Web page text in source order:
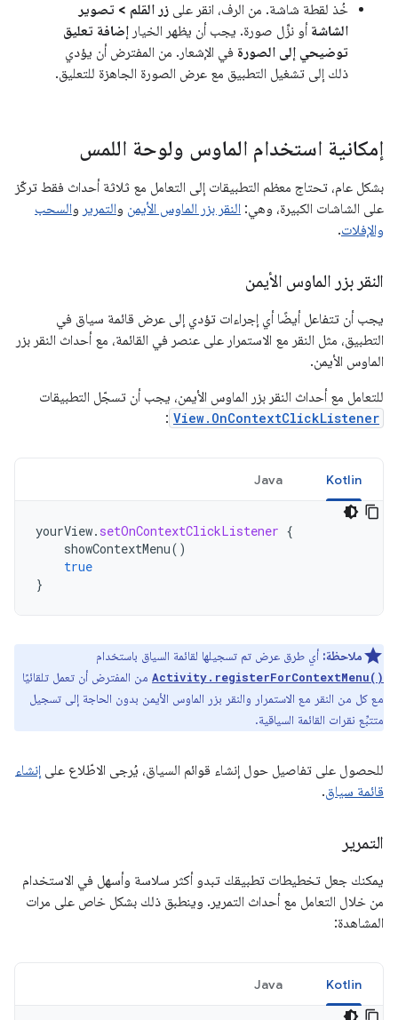
خُذ لقطة شاشة. من الرف، انقر على زر القلم > تصوير
الشاشة أو نزِّل صورة. يجب أن يظهر الخيار إضافة تعليق
توضيحي إلى الصورة في الإشعار. من المفترض أن يؤدي
ذلك إلى تشغيل التطبيق مع عرض الصورة الجاهزة للتعليق.
إمكانية استخدام الماوس ولوحة اللمس
بشكل عام، تحتاج معظم التطبيقات إلى التعامل مع ثلاثة أحداث فقط تركّز
على الشاشات الكبيرة، وهي: النقر بزر الماوس الأيمن والتمرير والسحب
والإفلات.
النقر بزر الماوس الأيمن
يجب أن تتفاعل أيضًا أي إجراءات تؤدي إلى عرض قائمة سياق في
التطبيق، مثل النقر مع الاستمرار على عنصر في القائمة، مع أحداث النقر بزر
الماوس الأيمن.
للتعامل مع أحداث النقر بزر الماوس الأيمن، يجب أن تسجّل التطبيقات
View.OnContextClickListener
:
Kotlin
Java
yourView. setOnContextClickListener {
showContextMenu()
true
}
ملاحظة: أي طرق عرض تم تسجيلها لقائمة السياق باستخدام
Activity.registerForContextMenu() من المفترض أن تعمل تلقائيًا
مع كل من النقر مع الاستمرار والنقر بزر الماوس الأيمن بدون الحاجة إلى تسجيل
متتبِّع نقرات القائمة السياقية.
للحصول على تفاصيل حول إنشاء قوائم السياق، يُرجى الاطّلاع على إنشاء
قائمة سياق.
التمرير
يمكنك جعل تخطيطات تطبيقك تبدو أكثر سلاسة وأسهل في الاستخدام
من خلال التعامل مع أحداث التمرير. وينطبق ذلك بشكل خاص على مرات
المشاهدة:
Kotlin
Java